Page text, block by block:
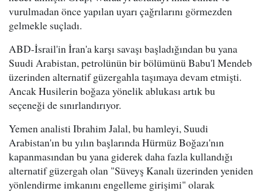
vurulmadan önce yapılan uyarı çağrılarını görmezden
gelmekle suçladı.
ABD-İsrail'in İran'a karşı savaşı başladığından bu yana
Suudi Arabistan, petrolünün bir bölümünü Babu'l Mendeb
üzerinden alternatif güzergahla taşımaya devam etmişti.
Ancak Husilerin boğaza yönelik ablukası artık bu
seçeneği de sınırlandırıyor.
Yemen analisti Ibrahim Jalal, bu hamleyi, Suudi
Arabistan'ın bu yılın başlarında Hürmüz Boğazı'nın
kapanmasından bu yana giderek daha fazla kullandığı
alternatif güzergah olan "Süveyş Kanalı üzerinden yeniden
yönlendirme imkanını engelleme girişimi" olarak